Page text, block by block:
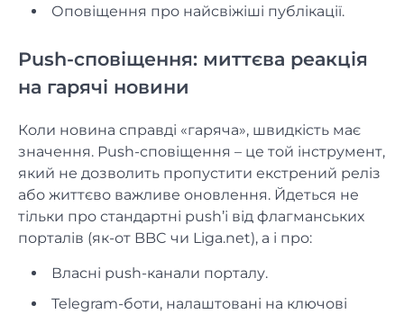
Оповіщення про найсвіжіші публікації.
Push-сповіщення: миттєва реакція
на гарячі новини
Коли новина справді «гаряча», швидкість має
значення. Push-сповіщення – це той інструмент,
який не дозволить пропустити екстрений реліз
або життєво важливе оновлення. Йдеться не
тільки про стандартні push’і від флагманських
порталів (як-от BBC чи Liga.net), а і про:
Власні push-канали порталу.
Telegram-боти, налаштовані на ключові